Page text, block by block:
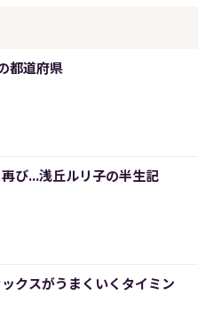
都道府県
び...浅丘ルリ子の半生記
クスがうまくいくタイミン